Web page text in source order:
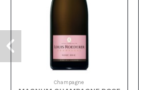
Champagne